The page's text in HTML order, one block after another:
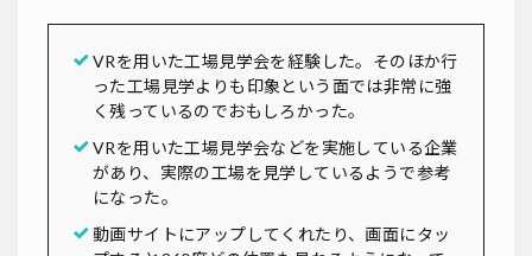
VRを用いた工場見学会を経験した。そのほか行
った工場見学よりも印象という面では非常に強
く残っているのでおもしろかった。
VRを用いた工場見学会などを実施している企業
があり、実際の工場を見学しているようで参考
になった。
動画サイトにアップしてくれたり、画面にタッ